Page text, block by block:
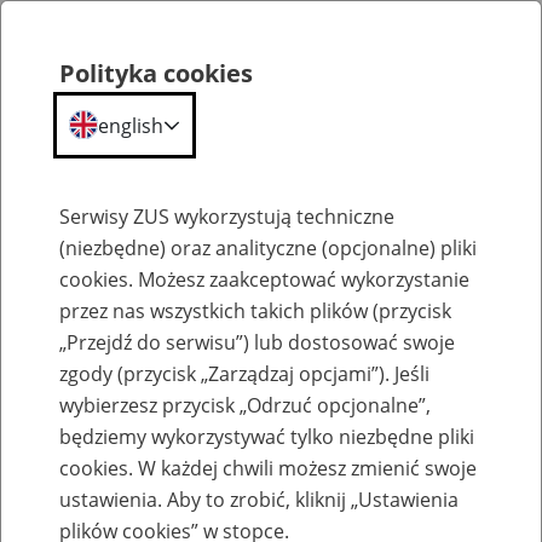
Komunikaty
Komunikat Prezesa Zakładu Ubezpieczeń
Społecznych z dnia 18 lutego 2013 r. w
Polityka cookies
english
Serwisy ZUS wykorzystują techniczne
(niezbędne) oraz analityczne (opcjonalne) pliki
cookies. Możesz zaakceptować wykorzystanie
przez nas wszystkich takich plików (przycisk
„Przejdź do serwisu”) lub dostosować swoje
zgody (przycisk „Zarządzaj opcjami”). Jeśli
wybierzesz przycisk „Odrzuć opcjonalne”,
będziemy wykorzystywać tylko niezbędne pliki
cookies. W każdej chwili możesz zmienić swoje
ustawienia. Aby to zrobić, kliknij „Ustawienia
plików cookies” w stopce.